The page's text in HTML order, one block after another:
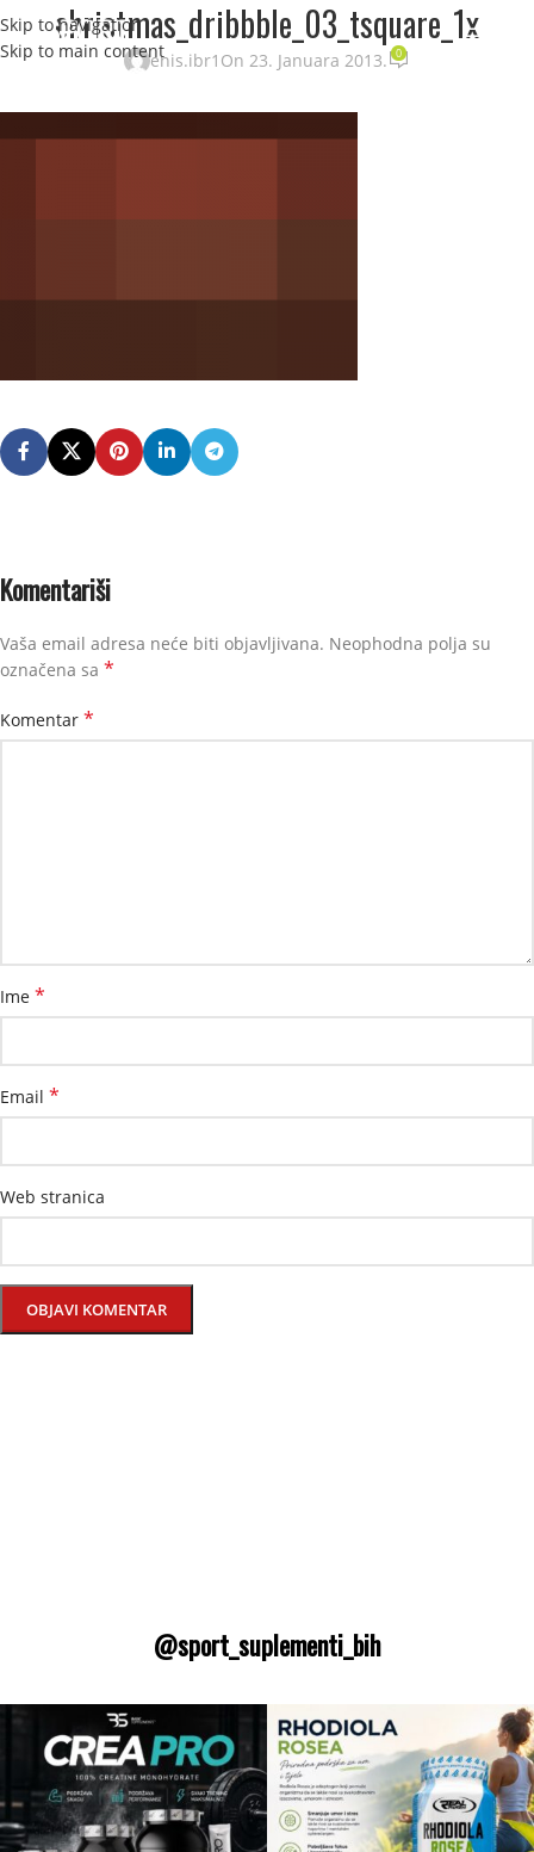
Skip to navigation
Skip to main content
christmas_dribbble_03_tsquare_1x
enis.ibr1 On 23. Januara 2013. 0
Komentariši
Vaša email adresa neće biti objavljivana. Neophodna polja su
označena sa *
Komentar *
Ime *
Email *
Web stranica
@sport_suplementi_bih